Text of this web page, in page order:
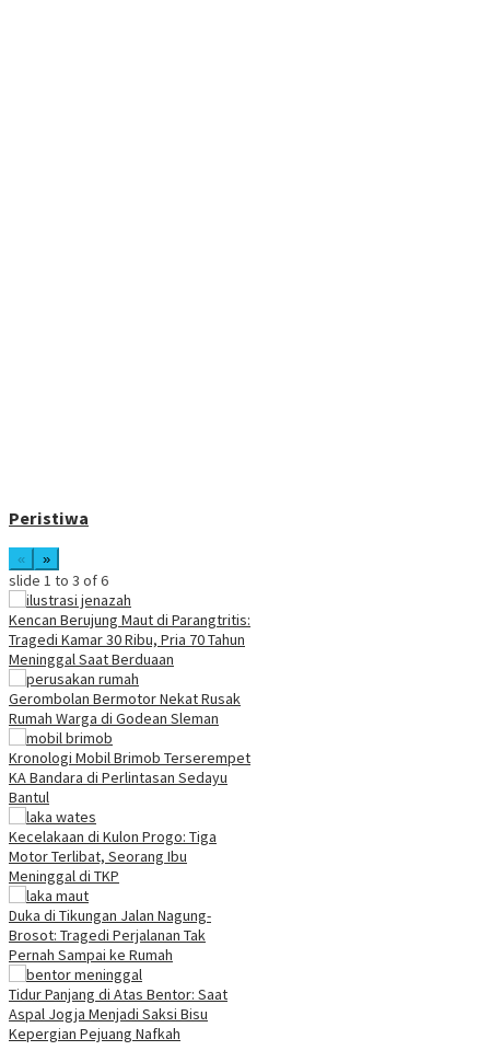
Peristiwa
« »
slide 1 to 3 of 6
Kencan Berujung Maut di Parangtritis:
Tragedi Kamar 30 Ribu, Pria 70 Tahun
Meninggal Saat Berduaan
Gerombolan Bermotor Nekat Rusak
Rumah Warga di Godean Sleman
Kronologi Mobil Brimob Terserempet
KA Bandara di Perlintasan Sedayu
Bantul
Kecelakaan di Kulon Progo: Tiga
Motor Terlibat, Seorang Ibu
Meninggal di TKP
Duka di Tikungan Jalan Nagung-
Brosot: Tragedi Perjalanan Tak
Pernah Sampai ke Rumah
Tidur Panjang di Atas Bentor: Saat
Aspal Jogja Menjadi Saksi Bisu
Kepergian Pejuang Nafkah